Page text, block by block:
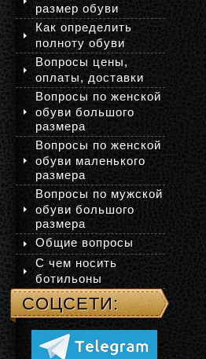
размер обуви
Как определить
полноту обуви
Вопросы цены,
оплаты, доставки
Вопросы по женской
обуви большого
размера
Вопросы по женской
обуви маленького
размера
Вопросы по мужской
обуви большого
размера
Общие вопросы
С чем носить
ботильоны
СОЦСЕТИ: